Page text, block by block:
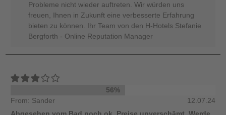
Probleme nicht wieder auftreten. Wir würden uns
freuen, Ihnen in Zukunft eine verbesserte Erfahrung
bieten zu können. Ihr Team von den H-Hotels Stefanie
Bergforth - Online Reputation Manager
56%
From: Sander
12.07.24